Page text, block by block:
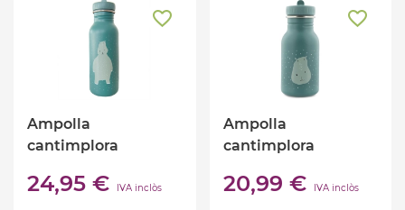
Ampolla
cantimplora
TRIXIE
24,95 € IVA inclòs
Ampolla
cantimplora
TRIXIE
20,99 € IVA inclòs